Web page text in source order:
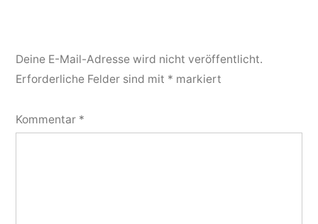
Deine E-Mail-Adresse wird nicht veröffentlicht.
Erforderliche Felder sind mit * markiert
Kommentar *